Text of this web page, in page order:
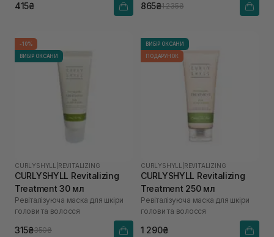
415₴ 865₴1 235₴
-10%
ВИБІР ОКСАНИ
CURLYSHYLL REVITALIZING
CURLYSHYLL Revitalizing
Treatment 30 мл
Ревіталізуюча маска для шкіри
голови та волосся
315₴350₴
ВИБІР ОКСАНИ
ПОДАРУНОК
CURLYSHYLL REVITALIZING
CURLYSHYLL Revitalizing
Treatment 250 мл
Ревіталізуюча маска для шкіри
голови та волосся
1 290₴